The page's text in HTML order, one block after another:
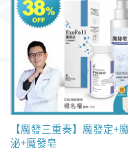
【魔發三重奏】魔發定+
泌+魔發皂